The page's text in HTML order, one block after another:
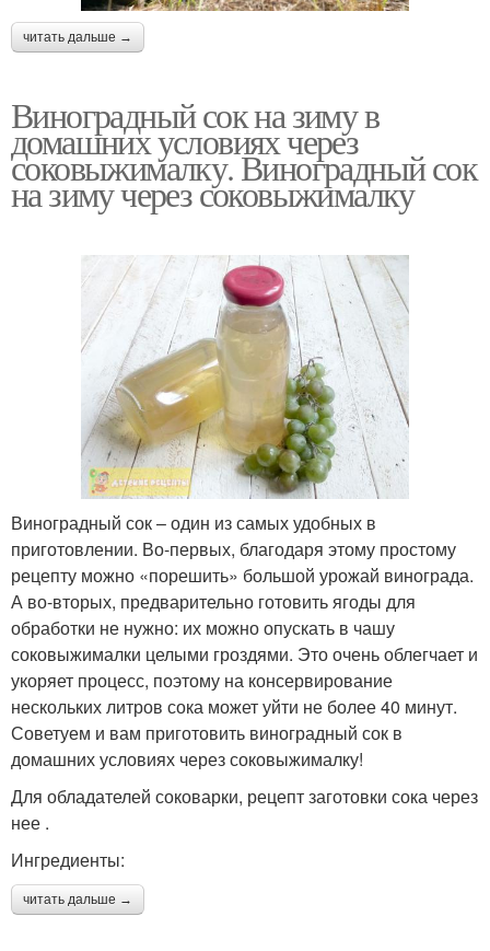
читать дальше →
Виноградный сок на зиму в
домашних условиях через
соковыжималку. Виноградный сок
на зиму через соковыжималку
Виноградный сок – один из самых удобных в
приготовлении. Во-первых, благодаря этому простому
рецепту можно «порешить» большой урожай винограда.
А во-вторых, предварительно готовить ягоды для
обработки не нужно: их можно опускать в чашу
соковыжималки целыми гроздями. Это очень облегчает и
укоряет процесс, поэтому на консервирование
нескольких литров сока может уйти не более 40 минут.
Советуем и вам приготовить виноградный сок в
домашних условиях через соковыжималку!
Для обладателей соковарки, рецепт заготовки сока через
нее .
Ингредиенты:
читать дальше →